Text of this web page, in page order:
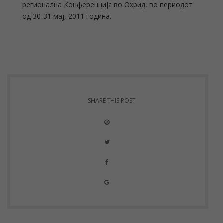
регионална Конференција во Охрид, во периодот
од 30-31 мај, 2011 година.
SHARE THIS POST